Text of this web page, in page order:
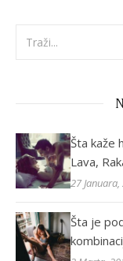
Šta kaže
Lava,
27
Šta je